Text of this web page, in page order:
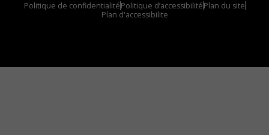
Politique de confidentialitéPolitique d’accessibilitéPlan du site
Plan d'accessibilite